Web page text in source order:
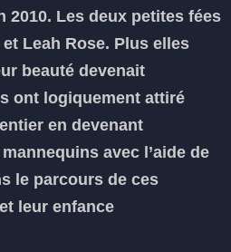
2010. Les deux petites fées
Leah Rose. Plus elles
beauté devenait
ont logiquement attiré
en devenant
avec l’aide de
le parcours de ces
leur enfance